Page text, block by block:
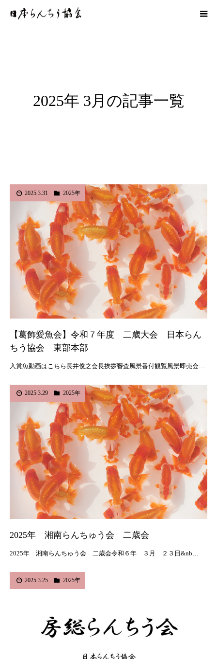
2025年 3月の記事一覧
2025.3.31 2025年
【葛飾愛魚会】令和７年度 二歳大会 日本らん
ちう協会 東部本部
入賞魚動画はこちら長井俊之会長挨拶審査風景番付観覧風景即売会…
2025.3.29 2025年
2025年 湘南らんちゅう会 二歳会
2025年 湘南らんちゅう会 二歳会令和６年 ３月 ２３日&nb…
2025.3.25 2025年